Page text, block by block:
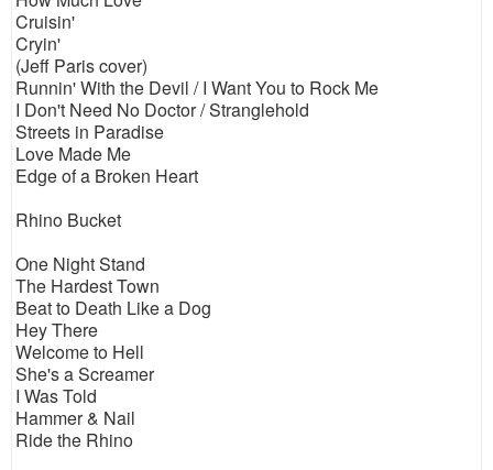
Cruisin'
Cryin'
(Jeff Paris cover)
Runnin' With the Devil / I Want You to Rock Me
I Don't Need No Doctor / Stranglehold
Streets in Paradise
Love Made Me
Edge of a Broken Heart
Rhino Bucket
One Night Stand
The Hardest Town
Beat to Death Like a Dog
Hey There
Welcome to Hell
She's a Screamer
I Was Told
Hammer & Nail
Ride the Rhino